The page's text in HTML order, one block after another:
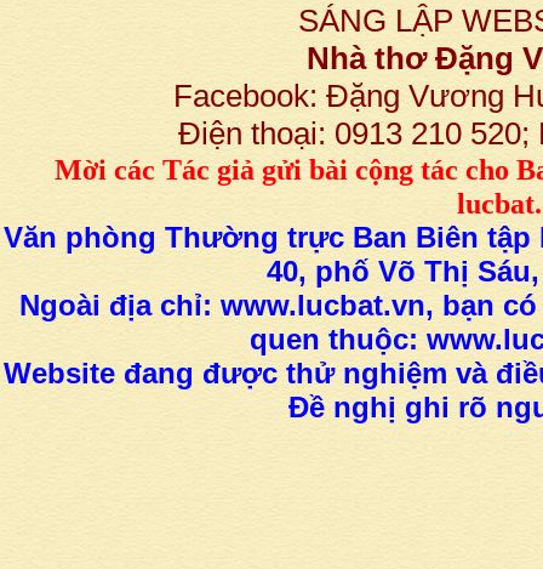
SÁNG LẬP
Nhà thơ Đặng
Facebook: Đặng Vương
Điện thoại: 0913 210
Mời các Tác giả gửi bàicộng tác cho
Văn phòng Thường trực Ban Biên tập
40, phố Võ Thị
Ngoài địa chỉ: www.lucbat.vn, bạn
quen thuộc:
Website đang được thử nghiệm và
Đề nghị ghi rõ